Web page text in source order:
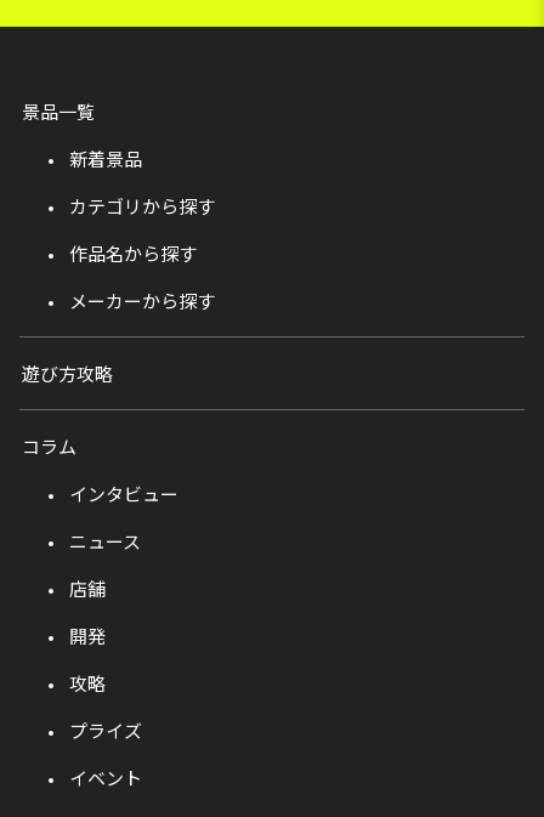
景品一覧
新着景品
カテゴリから探す
作品名から探す
メーカーから探す
遊び方攻略
コラム
インタビュー
ニュース
店舗
開発
攻略
プライズ
イベント